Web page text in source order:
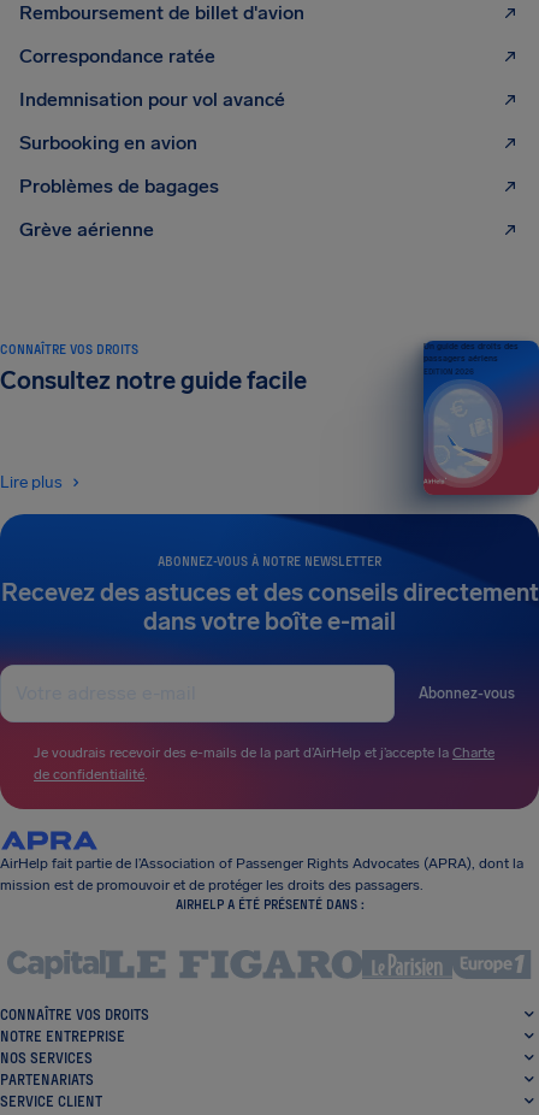
Remboursement de billet d'avion
Correspondance ratée
Indemnisation pour vol avancé
Surbooking en avion
Problèmes de bagages
Grève aérienne
ABONNEZ-VOUS À NOTRE NEWSLETTER
Recevez des astuces et des conseils directement
dans votre boîte e-mail
Abonnez-vous
Je voudrais recevoir des e-mails de la part d’AirHelp et j’accepte la Charte
de confidentialité.
CONNAÎTRE VOS DROITS
Consultez notre guide facile
Lire plus
Un guide des droits des
passagers aériens
ÉDITION 2026
AirHelp fait partie de l’Association of Passenger Rights Advocates (APRA), dont la
mission est de promouvoir et de protéger les droits des passagers.
AIRHELP A ÉTÉ PRÉSENTÉ DANS :
CONNAÎTRE VOS DROITS
NOTRE ENTREPRISE
NOS SERVICES
PARTENARIATS
SERVICE CLIENT